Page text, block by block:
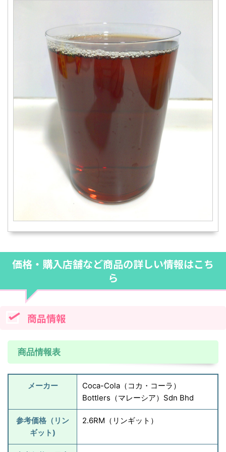
価格・購入店舗など商品の詳しい情報はこち
ら
商品情報
商品情報表
メーカー
Coca-Cola（コカ・コーラ）
Bottlers（マレーシア）Sdn Bhd
参考価格（リン
ギット)
2.6RM（リンギット）